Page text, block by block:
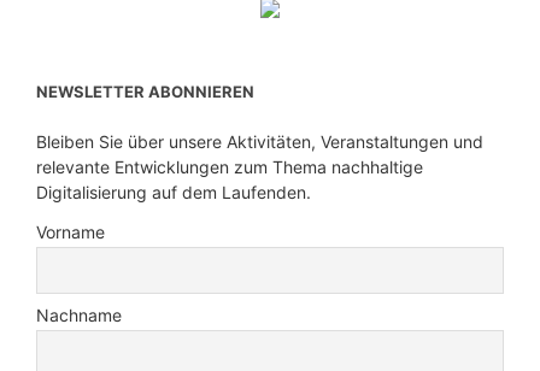
NEWSLETTER ABONNIEREN
Bleiben Sie über unsere Aktivitäten, Veranstaltungen und
relevante Entwicklungen zum Thema nachhaltige
Digitalisierung auf dem Laufenden.
Vorname
Nachname